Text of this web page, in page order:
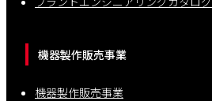
機器製作販売事業
機器製作販売事業